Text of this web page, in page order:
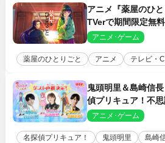
アニメ『薬屋のひ
TVerで期間限定無
アニメ･ゲーム
薬屋のひとりごと アニメ テレビ・
鬼頭明里＆島崎信
偵プリキュア！不
スト声優に決定
アニメ･ゲーム
名探偵プリキュア！ 鬼頭明里 島崎